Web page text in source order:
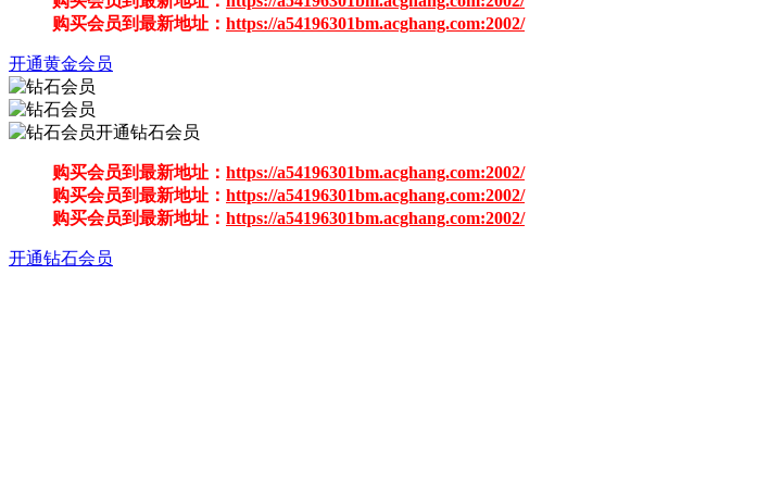
购买会员到最新地址： https://a54196301bm.acghang.com:2002/
开通黄金会员
开通钻石会员
购买会员到最新地址： https://a54196301bm.acghang.com:2002/
购买会员到最新地址： https://a54196301bm.acghang.com:2002/
购买会员到最新地址： https://a54196301bm.acghang.com:2002/
开通钻石会员